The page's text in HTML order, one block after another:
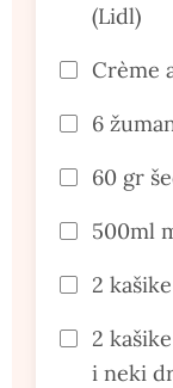
(Lidl)
Crème
6
60 gr
500ml
2
2
i neki